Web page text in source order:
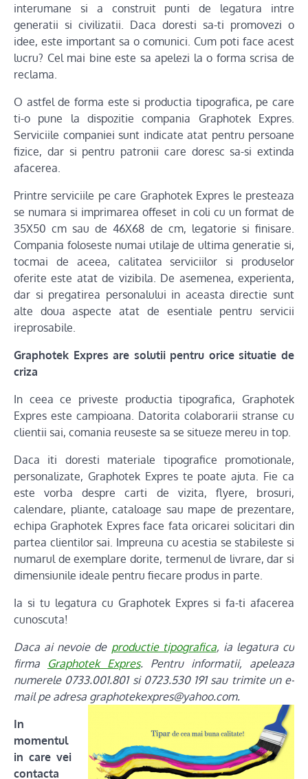
interumane si a construit punti de legatura intre
generatii si civilizatii. Daca doresti sa-ti promovezi o
idee, este important sa o comunici. Cum poti face acest
lucru? Cel mai bine este sa apelezi la o forma scrisa de
reclama.
O astfel de forma este si productia tipografica, pe care
ti-o pune la dispozitie compania Graphotek Expres.
Serviciile companiei sunt indicate atat pentru persoane
fizice, dar si pentru patronii care doresc sa-si extinda
afacerea.
Printre serviciile pe care Graphotek Expres le presteaza
se numara si imprimarea offeset in coli cu un format de
35X50 cm sau de 46X68 de cm, legatorie si finisare.
Compania foloseste numai utilaje de ultima generatie si,
tocmai de aceea, calitatea serviciilor si produselor
oferite este atat de vizibila. De asemenea, experienta,
dar si pregatirea personalului in aceasta directie sunt
alte doua aspecte atat de esentiale pentru servicii
ireprosabile.
Graphotek Expres are solutii pentru orice situatie de
criza
In ceea ce priveste productia tipografica, Graphotek
Expres este campioana. Datorita colaborarii stranse cu
clientii sai, comania reuseste sa se situeze mereu in top.
Daca iti doresti materiale tipografice promotionale,
personalizate, Graphotek Expres te poate ajuta. Fie ca
este vorba despre carti de vizita, flyere, brosuri,
calendare, pliante, cataloage sau mape de prezentare,
echipa Graphotek Expres face fata oricarei solicitari din
partea clientilor sai. Impreuna cu acestia se stabileste si
numarul de exemplare dorite, termenul de livrare, dar si
dimensiunile ideale pentru fiecare produs in parte.
Ia si tu legatura cu Graphotek Expres si fa-ti afacerea
cunoscuta!
Daca ai nevoie de productie tipografica, ia legatura cu
firma Graphotek Expres. Pentru informatii, apeleaza
numerele 0733.001.801 si 0723.530 191 sau trimite un e-
mail pe adresa graphotekexpres@yahoo.com.
In
momentul
in care vei
contacta